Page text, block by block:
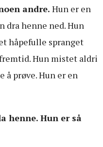
andre. Hun er en
dra henne ned. Hun
håpefulle spranget
Hun mistet aldri
prøve. Hun er en
henne. Hun er så